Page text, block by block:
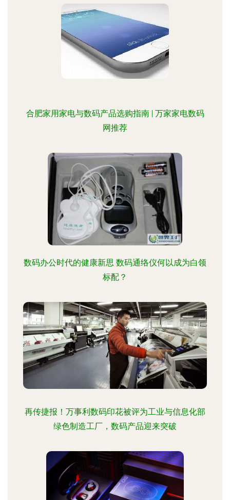
合肥家用家电与数码产品选购指南 | 万家家电数码
网推荐
数码办公时代的健康新思 数码通络仪何以成为白领
标配？
再传捷报！万事利数码印花被评为工业与信息化部
绿色制造工厂，数码产品迎来突破